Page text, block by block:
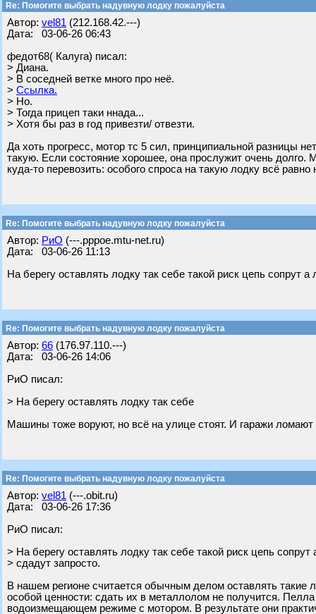
Re: Помогите выбрать надувную лодку пожалуйста
Автор: vel81 (212.168.42.---)
Дата: 03-06-26 06:43
федот68( Калуга) писал:
> Диана.
> В соседней ветке много про неё.
> Ссылка.
> Но.
> Тогда прицеп таки ннада...
> Хотя бы раз в год привезти/ отвезти.
Да хоть прогресс, мотор тс 5 сил, принципиальной разницы
такую. Если состояние хорошее, она прослужит очень
куда‑то перевозить: особого спроса на такую лодку всё равно
Re: Помогите выбрать надувную лодку пожалуйста
Автор: РиО (---.pppoe.mtu-net.ru)
Дата: 03-06-26 11:13
На берегу оставлять лодку так себе такой риск цепь сопрут
Re: Помогите выбрать надувную лодку пожалуйста
Автор: 66 (176.97.110.---)
Дата: 03-06-26 14:06
РиО писал:
> На берегу оставлять лодку так себе
Машины тоже воруют, но всё на улице стоят. И гаражи
Re: Помогите выбрать надувную лодку пожалуйста
Автор: vel81 (---.obit.ru)
Дата: 03-06-26 17:36
РиО писал:
> На берегу оставлять лодку так себе такой риск цепь сопрут
> сдадут запросто.
В нашем регионе считается обычным делом оставлять такие
особой ценности: сдать их в металлолом не получится.
водоизмещающем режиме с мотором. В результате они